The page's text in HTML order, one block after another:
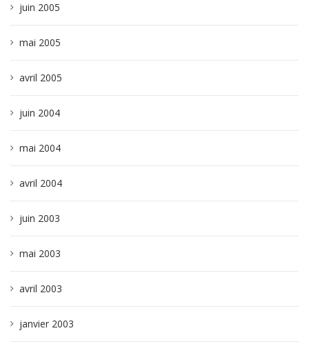
juin 2005
mai 2005
avril 2005
juin 2004
mai 2004
avril 2004
juin 2003
mai 2003
avril 2003
janvier 2003